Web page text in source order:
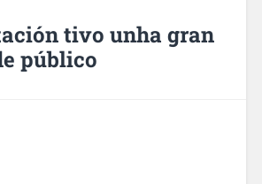
tivo unha gran
público